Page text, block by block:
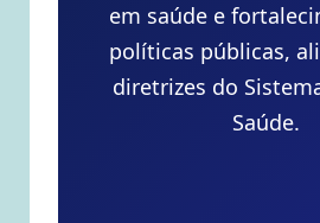
em saúde e
políticas públicas,
diretrizes do
Saúde.